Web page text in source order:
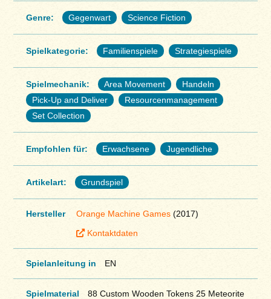
Genre: Gegenwart Science Fiction
Spielkategorie: Familienspiele Strategiespiele
Spielmechanik: Area Movement
Handeln
Pick-Up and Deliver
Resourcenmanagement
Set Collection
Empfohlen für: Erwachsene Jugendliche
Artikelart: Grundspiel
Hersteller Orange Machine Games(2017)
Kontaktdaten
Spielanleitung in EN
Spielmaterial
88 Custom Wooden Tokens 25 Meteorite